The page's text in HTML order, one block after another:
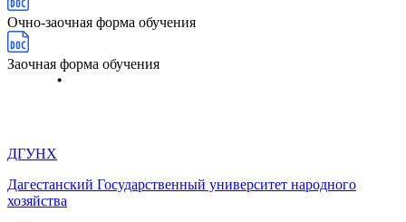
Очно-заочная форма обучения
Заочная форма обучения
ДГУНХ
Дагестанский Государственный университет народного
хозяйства